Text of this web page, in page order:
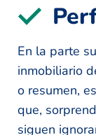
En la parte
inmobiliario
o resumen,
que,
siguen